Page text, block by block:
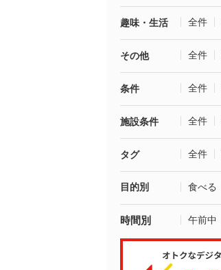
趣味・生活 全件
その他 全件
条件 全件
施設条件 全件
タグ 全件
目的別 食べる
時間別 午前中